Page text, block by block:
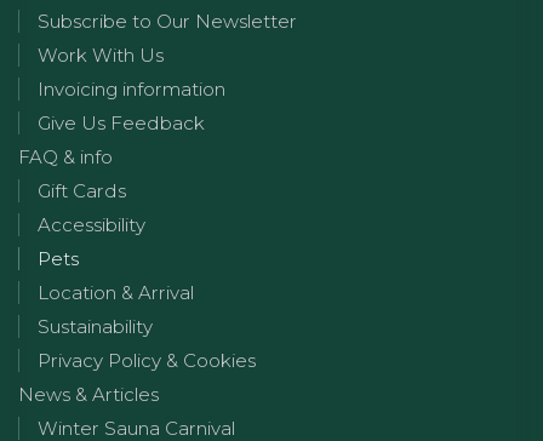
Subscribe to Our Newsletter
Work With Us
Invoicing information
Give Us Feedback
FAQ & info
Gift Cards
Accessibility
Pets
Location & Arrival
Sustainability
Privacy Policy & Cookies
News & Articles
Winter Sauna Carnival